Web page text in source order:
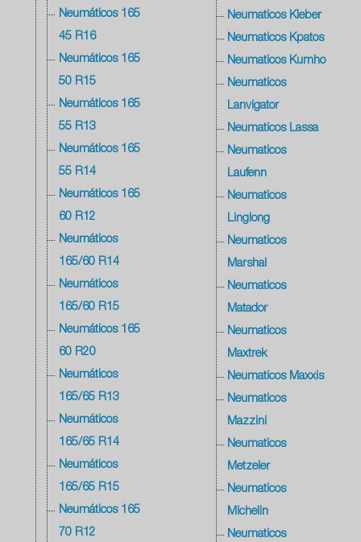
Neumáticos 165
45 R16
Neumáticos 165
50 R15
Neumáticos 165
55 R13
Neumáticos 165
55 R14
Neumáticos 165
60 R12
Neumáticos
165/60 R14
Neumáticos
165/60 R15
Neumáticos 165
60 R20
Neumáticos
165/65 R13
Neumáticos
165/65 R14
Neumáticos
165/65 R15
Neumáticos 165
70 R12
Neumaticos Kleber
Neumaticos Kpatos
Neumaticos Kumho
Neumaticos
Lanvigator
Neumaticos Lassa
Neumaticos
Laufenn
Neumaticos
Linglong
Neumaticos
Marshal
Neumaticos
Matador
Neumaticos
Maxtrek
Neumaticos Maxxis
Neumaticos
Mazzini
Neumaticos
Metzeler
Neumaticos
Michelin
Neumaticos